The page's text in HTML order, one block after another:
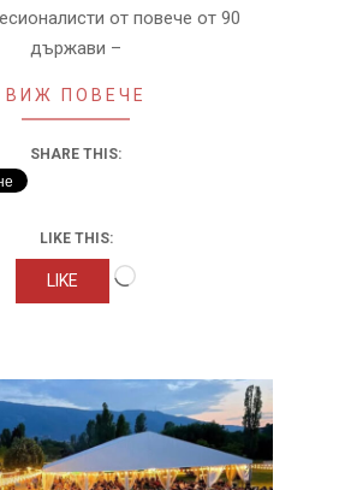
от повече от 90
държави –
ВИЖ ПОВЕЧЕ
SHARE THIS:
LIKE THIS:
LIKE